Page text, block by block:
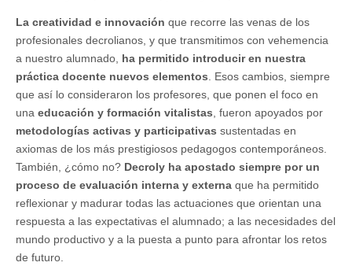
La creatividad e innovación que recorre las venas de los
profesionales decrolianos, y que transmitimos con vehemencia
a nuestro alumnado, ha permitido introducir en nuestra
práctica docente nuevos elementos . Esos cambios, siempre
que así lo consideraron los profesores, que ponen el foco en
una educación y formación vitalistas , fueron apoyados por
metodologías activas y participativas sustentadas en
axiomas de los más prestigiosos pedagogos contemporáneos.
También, ¿cómo no? Decroly ha apostado siempre por un
proceso de evaluación interna y externa que ha permitido
reflexionar y madurar todas las actuaciones que orientan una
respuesta a las expectativas el alumnado; a las necesidades del
mundo productivo y a la puesta a punto para afrontar los retos
de futuro.